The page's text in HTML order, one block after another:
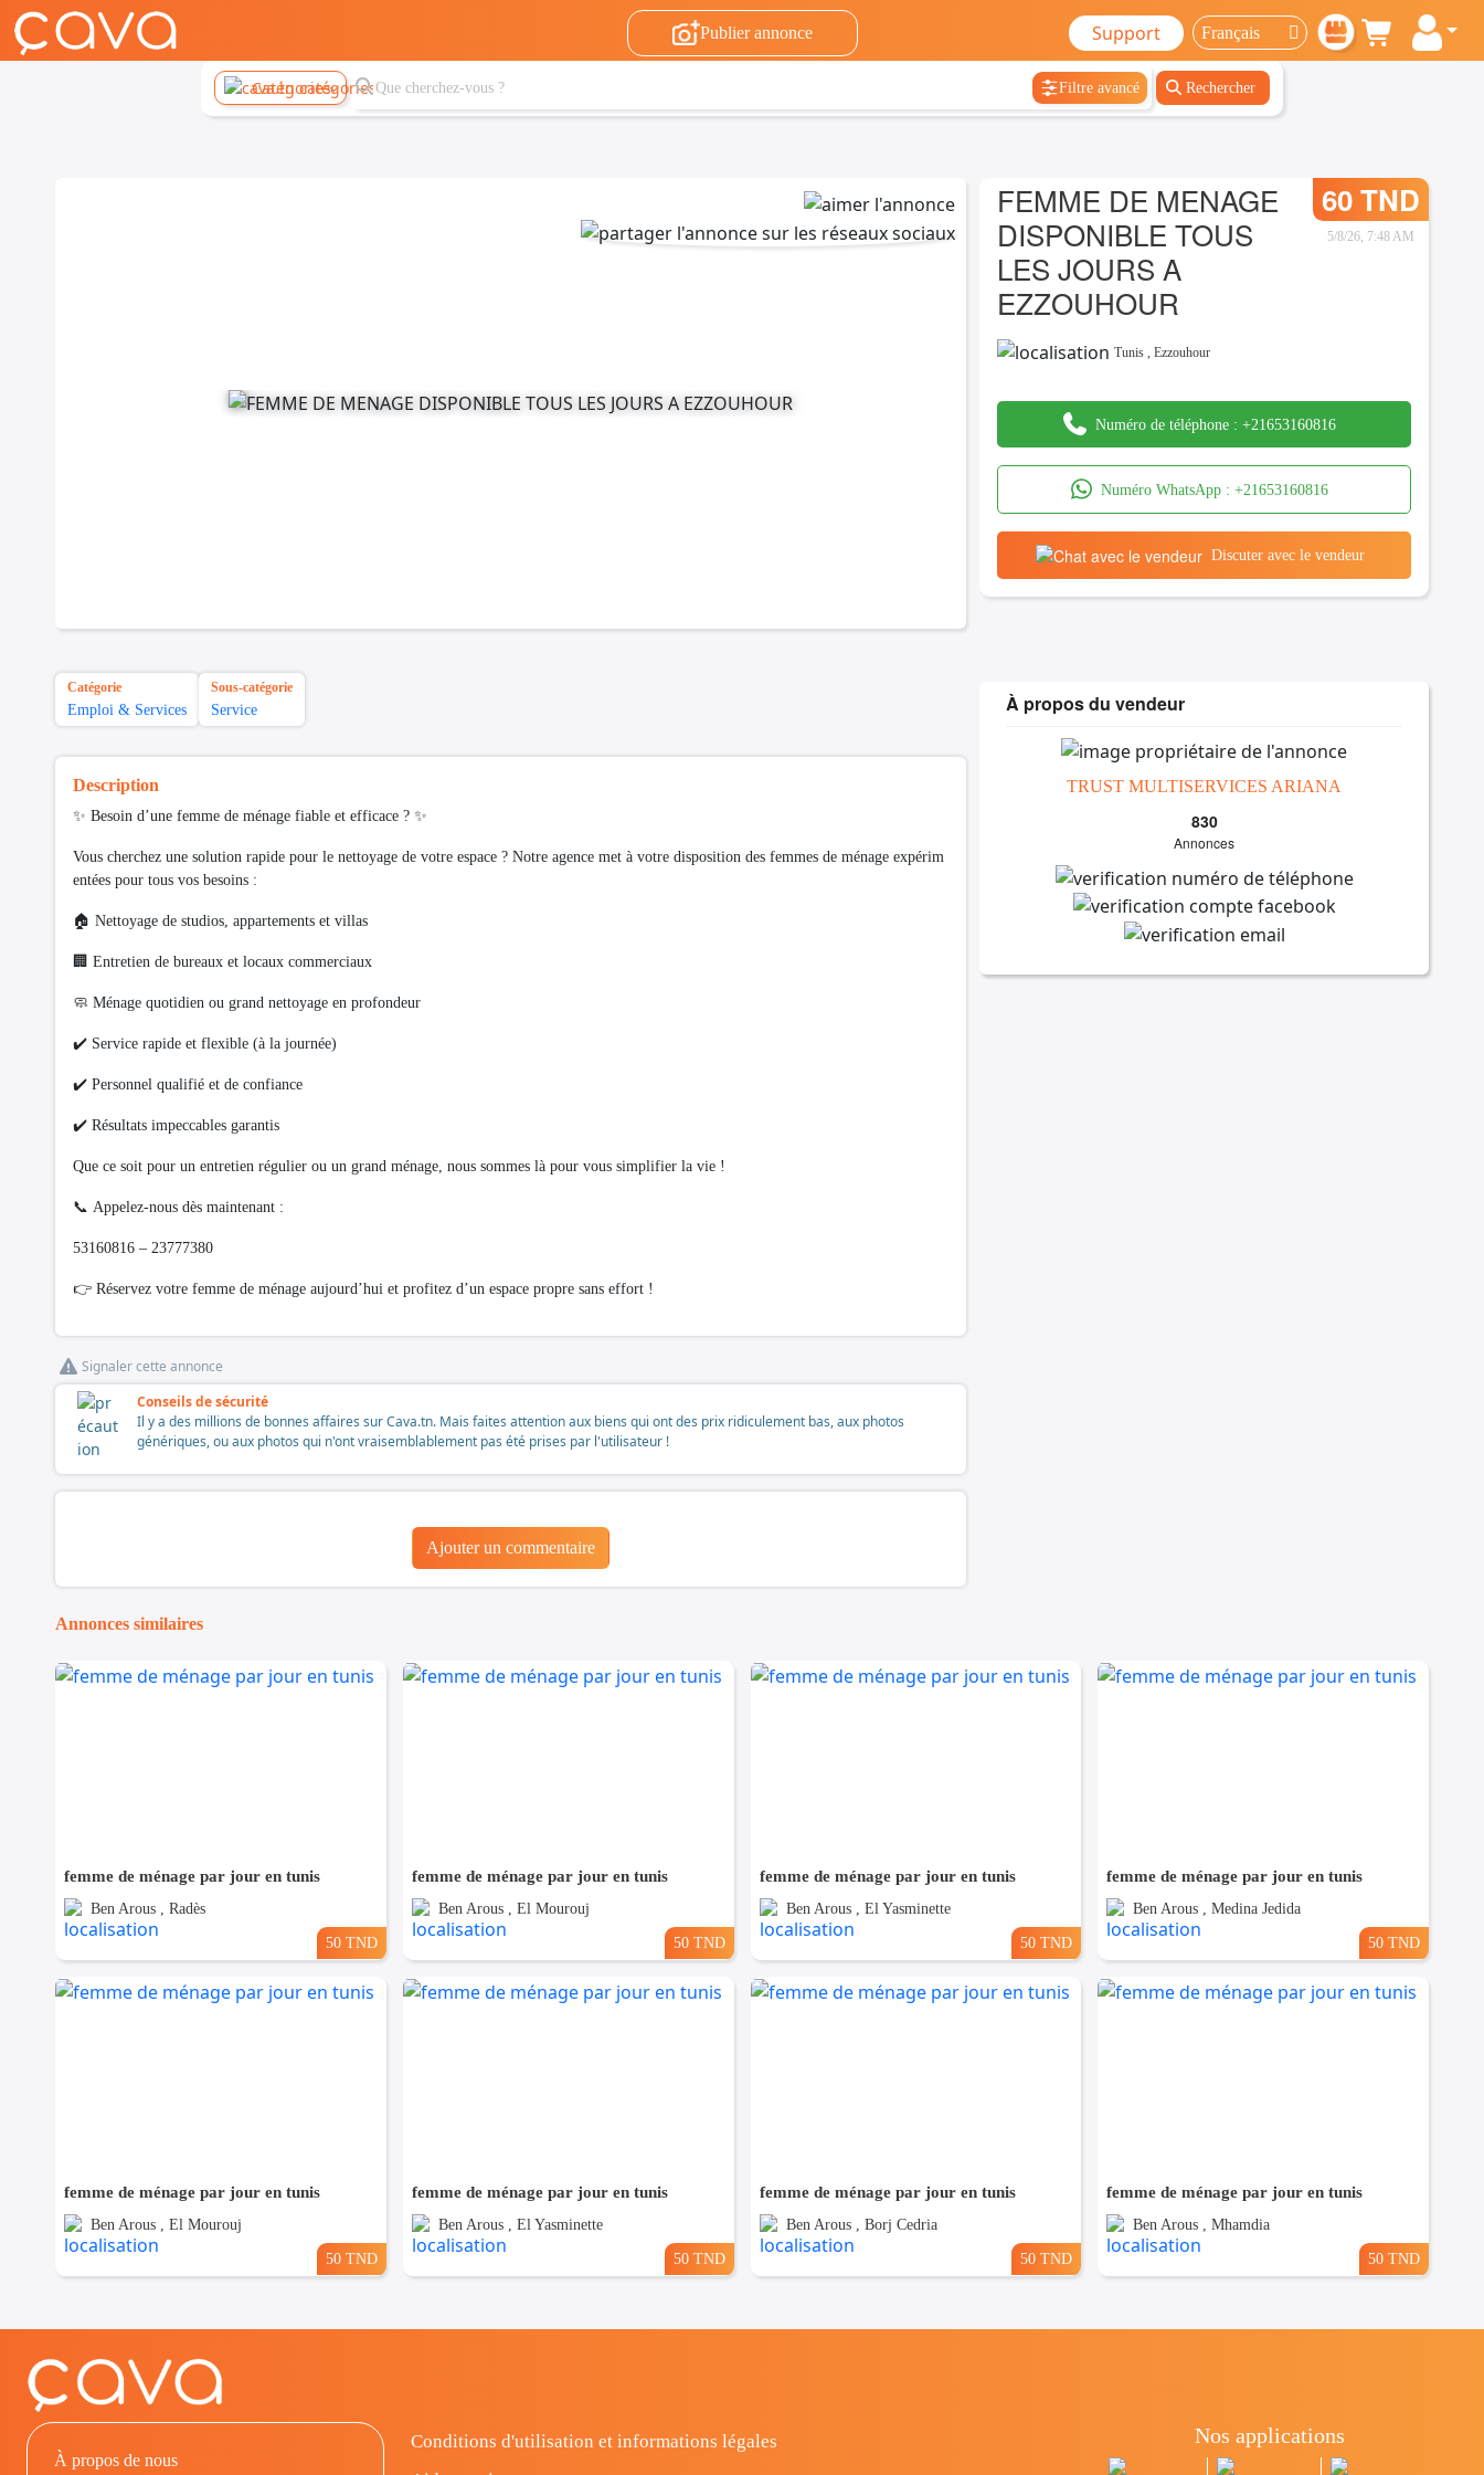
Publier annonce Support
Catégories Filtre avancé Rechercher
FEMME DE MENAGE
DISPONIBLE TOUS
LES JOURS A
EZZOUHOUR
60 TND
5/8/26, 7:48 AM
Tunis ,Ezzouhour
Numéro de téléphone :+21653160816
Numéro WhatsApp : +21653160816
Discuter avec le vendeur
Catégorie
Emploi & Services
Sous-catégorie
Service
Description
✨ Besoin d’une femme de ménage fiable et efficace ? ✨
Vous cherchez une solution rapide pour le nettoyage de votre espace ? Notre agence met à votre disposition des femmes de ménage expérim
entées pour tous vos besoins :
🏠 Nettoyage de studios, appartements et villas
🏢 Entretien de bureaux et locaux commerciaux
🧼 Ménage quotidien ou grand nettoyage en profondeur
✔️ Service rapide et flexible (à la journée)
✔️ Personnel qualifié et de confiance
✔️ Résultats impeccables garantis
Que ce soit pour un entretien régulier ou un grand ménage, nous sommes là pour vous simplifier la vie !
📞 Appelez-nous dès maintenant :
53160816 – 23777380
👉 Réservez votre femme de ménage aujourd’hui et profitez d’un espace propre sans effort !
Signaler cette annonce
Conseils de sécurité
Il y a des millions de bonnes affaires sur Cava.tn. Mais faites attention aux biens qui ont des prix ridiculement bas, aux photos
génériques, ou aux photos qui n'ont vraisemblablement pas été prises par l'utilisateur !
Ajouter un commentaire
À propos du vendeur
TRUST MULTISERVICES ARIANA
830
Annonces
Annonces similaires
femme de ménage par jour en tunis
Ben Arous , Radès
50 TND
femme de ménage par jour en tunis
Ben Arous , El Mourouj
50 TND
femme de ménage par jour en tunis
Ben Arous , El Yasminette
50 TND
femme de ménage par jour en tunis
Ben Arous , Medina Jedida
50 TND
femme de ménage par jour en tunis
Ben Arous , El Mourouj
50 TND
femme de ménage par jour en tunis
Ben Arous , El Yasminette
50 TND
femme de ménage par jour en tunis
Ben Arous , Borj Cedria
50 TND
femme de ménage par jour en tunis
Ben Arous , Mhamdia
50 TND
À propos de nous
Conditions d'utilisation et informations légales
Nos applications